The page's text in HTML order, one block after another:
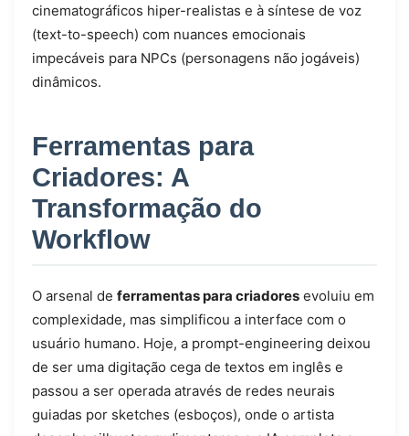
cinematográficos hiper-realistas e à síntese de voz
(text-to-speech) com nuances emocionais
impecáveis para NPCs (personagens não jogáveis)
dinâmicos.
Ferramentas para
Criadores: A
Transformação do
Workflow
O arsenal de ferramentas para criadores evoluiu em
complexidade, mas simplificou a interface com o
usuário humano. Hoje, a prompt-engineering deixou
de ser uma digitação cega de textos em inglês e
passou a ser operada através de redes neurais
guiadas por sketches (esboços), onde o artista